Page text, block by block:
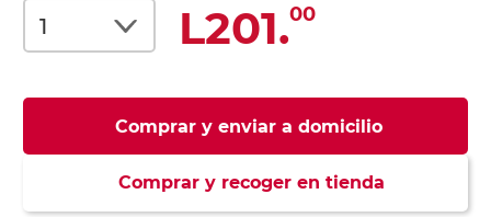
L201.00
Comprar y enviar a domicilio
Comprar y recoger en tienda